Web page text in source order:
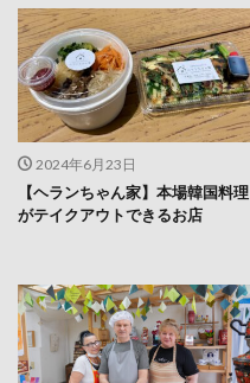
2024年6月23日
【ヘランちゃん家】本場韓国料理
がテイクアウトできるお店